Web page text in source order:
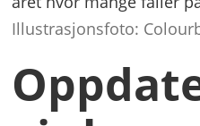
Illustrasjonsfoto: